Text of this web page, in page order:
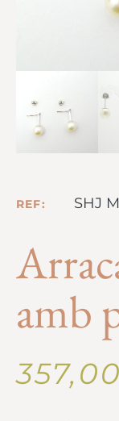
REF: SHJ
amb
357,00